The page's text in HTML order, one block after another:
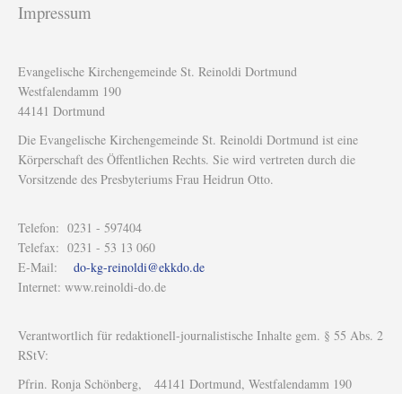
Impressum
Evangelische Kirchengemeinde St. Reinoldi Dortmund
Westfalendamm 190
44141 Dortmund
Die Evangelische Kirchengemeinde St. Reinoldi Dortmund ist eine
Körperschaft des Öffentlichen Rechts. Sie wird vertreten durch die
Vorsitzende des Presbyteriums Frau Heidrun Otto.
Telefon: 0231 - 597404
Telefax: 0231 - 53 13 060
E-Mail: do-kg-reinoldi@ekkdo.de
Internet: www.reinoldi-do.de
Verantwortlich für redaktionell-journalistische Inhalte gem. § 55 Abs. 2
RStV:
Pfrin. Ronja Schönberg, 44141 Dortmund, Westfalendamm 190